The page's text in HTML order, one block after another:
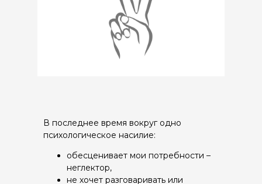
В последнее время вокруг одно
психологическое насилие:
обесценивает мои потребности –
неглектор,
не хочет разговаривать или